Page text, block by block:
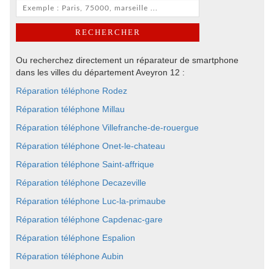
Ou recherchez directement un réparateur de smartphone
dans les villes du département Aveyron 12 :
Réparation téléphone Rodez
Réparation téléphone Millau
Réparation téléphone Villefranche-de-rouergue
Réparation téléphone Onet-le-chateau
Réparation téléphone Saint-affrique
Réparation téléphone Decazeville
Réparation téléphone Luc-la-primaube
Réparation téléphone Capdenac-gare
Réparation téléphone Espalion
Réparation téléphone Aubin